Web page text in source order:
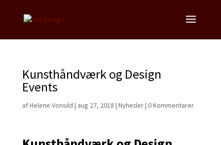
Kunsthåndværk og Design
Events
afHelene Vonsild | aug 27, 2018 | Nyheder| 0 Kommentarer